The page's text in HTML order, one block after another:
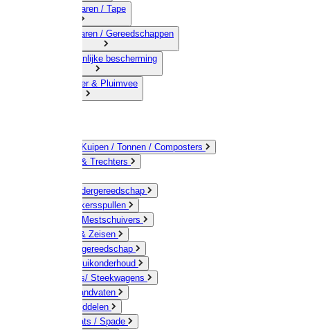
09) Touwwaren / Tape
10) IJzerwaren / Gereedschappen
11) Persoonlijke bescherming
12) Kleindier & Pluimvee
Emmers / Kuipen / Tonnen / Composters
Jerrycans & Trechters
Hand-/ Kindergereedschap
Stratenmakersspullen
Sneeuw- / Mestschuivers
Baggeren & Zeisen
Elektrisch gereedschap
Boom / Struikonderhoud
Kruiwagens/ Steekwagens
Stelen / Handvaten
Tuinhulpmiddelen
Schop / Bats / Spade